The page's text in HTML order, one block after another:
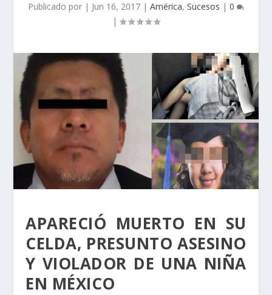
Publicado por | Jun 16, 2017 | América, Sucesos | 0
|
APARECIÓ MUERTO EN SU
CELDA, PRESUNTO ASESINO
Y VIOLADOR DE UNA NIÑA
EN MÉXICO